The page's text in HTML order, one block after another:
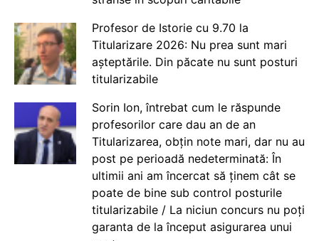
Profesor de Istorie cu 9.70 la
Titularizare 2026: Nu prea sunt mari
așteptările. Din păcate nu sunt posturi
titularizabile
Sorin Ion, întrebat cum le răspunde
profesorilor care dau an de an
Titularizarea, obțin note mari, dar nu au
post pe perioadă nedeterminată: În
ultimii ani am încercat să ținem cât se
poate de bine sub control posturile
titularizabile / La niciun concurs nu poți
garanta de la început asigurarea unui